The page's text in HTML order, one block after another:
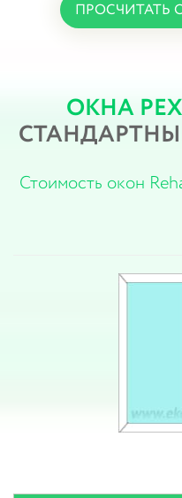
ПРОСЧИТАТЬ
ОКНА
Стоимость окон